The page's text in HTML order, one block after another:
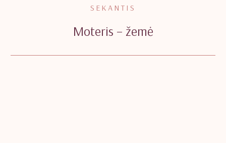
SEKANTIS
Moteris – žemė